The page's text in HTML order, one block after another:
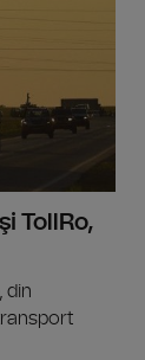
TollRo,
din